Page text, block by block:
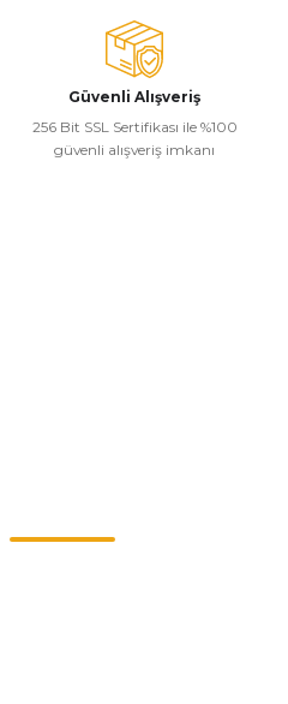
Ürün fiyatı diğer sitelerden daha
Bu ürüne benzer farklı alternatifler
Güvenli Alışveriş
256 Bit SSL Sertifikası ile %100
güvenli alışveriş imkanı